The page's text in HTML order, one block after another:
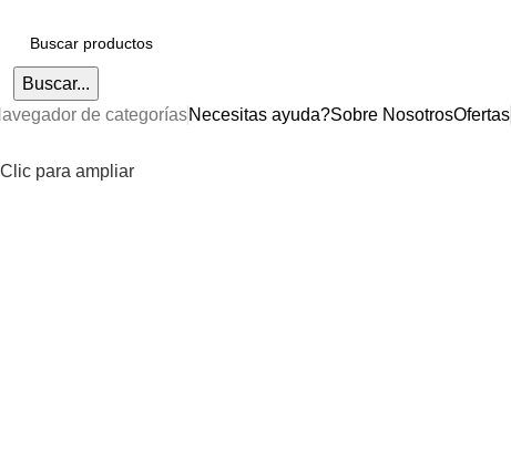
Buscar...
de categoríasNecesitas ayuda?Sobre NosotrosOfertas
Clic para ampliar